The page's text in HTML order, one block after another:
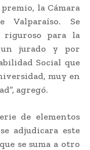
la Cámara
Valparaíso. Se
riguroso para la
jurado y por
Social que
muy en
agregó.
de elementos
adjudicara este
se suma a otro